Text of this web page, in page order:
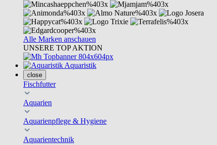
Alle Marken anschauen
UNSERE TOP AKTION
Aquaristik
close
Fischfutter
Aquarien
Aquarienpflege & Hygiene
Aquarientechnik